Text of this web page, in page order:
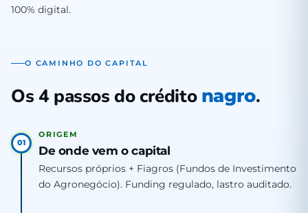
100% digital.
O CAMINHO DO CAPITAL
Os 4 passos do crédito nagro.
01
ORIGEM
De onde vem o capital
Recursos próprios + Fiagros (Fundos de Investimento
do Agronegócio). Funding regulado, lastro auditado.